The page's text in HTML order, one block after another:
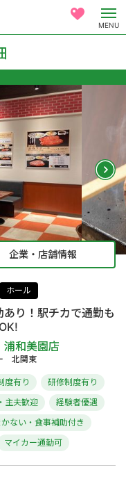
MENU
企業・店舗情報
ホール
り！駅チカで通勤も
和美園店
北関東
度有り
研修制度有り
主夫歓迎
経験者優遇
かない・食事補助付き
マイカー通勤可